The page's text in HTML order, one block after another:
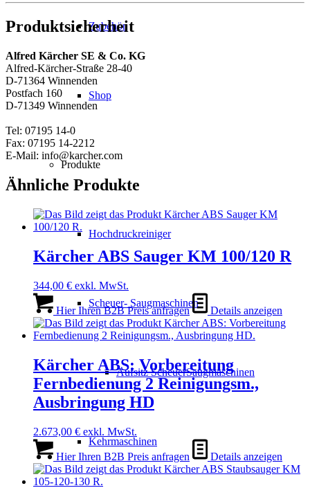
Zubehör
Shop
Produkte
Hochdruckreiniger
Scheuer- Saugmaschinen
Aufsitz ScheuerSaugmaschinen
Kehrmaschinen
Produktsicherheit
Alfred Kärcher SE & Co. KG
Alfred-Kärcher-Straße 28-40
D-71364 Winnenden
Postfach 160
D-71349 Winnenden
Tel: 07195 14-0
Fax: 07195 14-2212
E-Mail: info@karcher.com
Ähnliche Produkte
Kärcher ABS Sauger KM 100/120 R
344,00 € exkl. MwSt.
Hier Ihren B2B Preis anfragen Details anzeigen
Kärcher ABS: Vorbereitung
Fernbedienung 2 Reinigungsm.,
Ausbringung HD
2.673,00 € exkl. MwSt.
Hier Ihren B2B Preis anfragen Details anzeigen